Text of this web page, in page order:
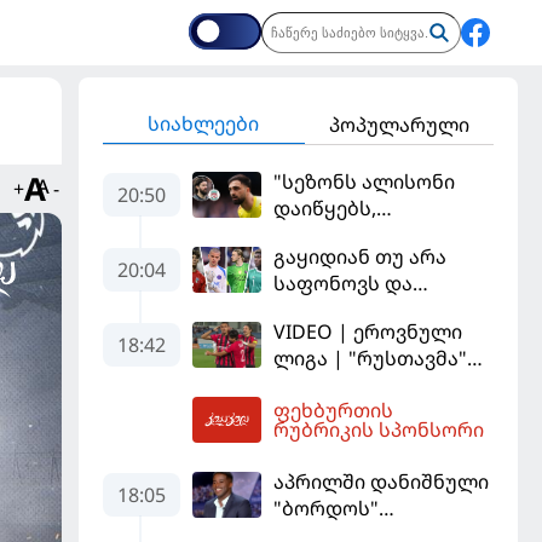
+ -
სიახლეები პოპულარული
20:50
"სეზონს ალისონი
დაიწყებს,
შანსის
გამოსაყენებლად
სჭირდება,
რომელსაც 100%-ით
"ლივერპულის"
ყოფილმა მეკარემ
20:04
გაყიდიან თუ არა
საფონოვს და
იქნება პსჟ-ს
ძირითადი მეკარე?
18:42
VIDEO | ეროვნული
ლიგა | "რუსთავმა"
დამსახურებულად
მოიგო, "ტორპედომ"
ფეხბურთის
რუბრიკის სპონსორი
18:05
აპრილში დანიშნული
"ბორდოს"